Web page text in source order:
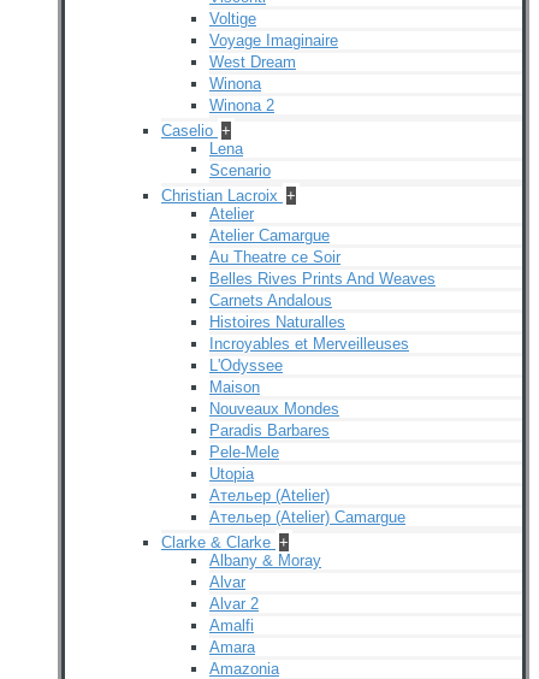
Voltige
Voyage Imaginaire
West Dream
Winona
Winona 2
Caselio +
Lena
Scenario
Christian Lacroix +
Atelier
Atelier Camargue
Au Theatre ce Soir
Belles Rives Prints And Weaves
Carnets Andalous
Histoires Naturalles
Incroyables et Merveilleuses
L'Odyssee
Maison
Nouveaux Mondes
Paradis Barbares
Pele-Mele
Utopia
Ательер (Atelier)
Ательер (Atelier) Camargue
Clarke & Clarke +
Albany & Moray
Alvar
Alvar 2
Amalfi
Amara
Amazonia